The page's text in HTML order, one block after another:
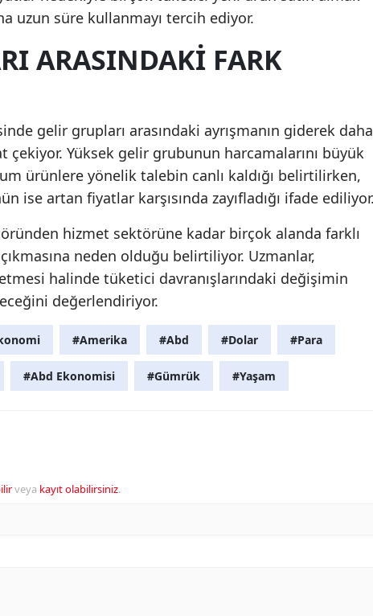
uzun süre kullanmayı tercih ediyor.
ARASINDAKI FARK
gelir grupları arasındaki ayrışmanın giderek daha
Yüksek gelir grubunun harcamalarını büyük
ürünlere yönelik talebin canlı kaldığı belirtilirken,
ise artan fiyatlar karşısında zayıfladığı ifade
hizmet sektörüne kadar birçok alanda farklı
neden olduğu belirtiliyor. Uzmanlar,
etmesi halinde tüketici davranışlarındaki değişimin
değerlendiriyor.
#Amerika #Abd #Dolar #Para
#Abd Ekonomisi #Gümrük #Yaşam
veya kayıt olabilirsiniz.